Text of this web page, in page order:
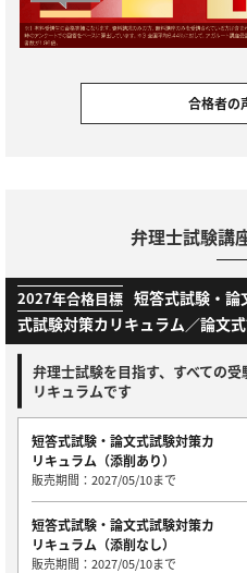
合格者の
弁理士試験講
2027年合格目標 短答式試験・論
式試験対策カリキュラム／論文
弁理士試験を目指す、すべての
リキュラムです
短答式試験・論文式試験対策カ
リキュラム（添削あり）
販売期間：2027/05/10まで
短答式試験・論文式試験対策カ
リキュラム（添削なし）
販売期間：2027/05/10まで